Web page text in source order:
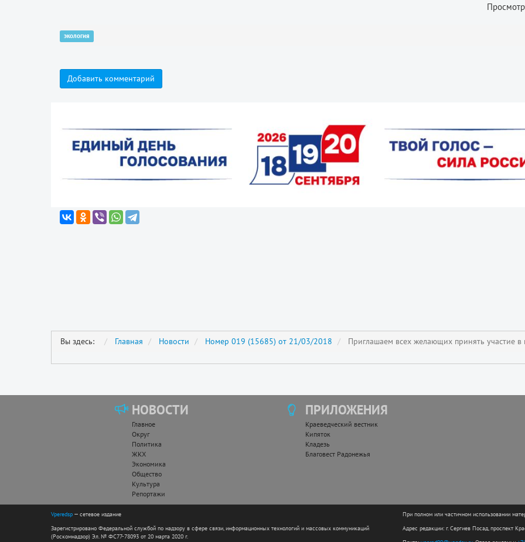
экология
Добавить комментарий
Вы здесь: Главная Новости Номер 019 (15685) от 21/03/2018 Приглашаем всех желающих принять участие
НОВОСТИ
Главное
Округ
Политика
ЖКХ
Экономика
Общество
Культура
Репортажи
ПРИЛОЖЕНИЯ
Краеведческий вестник
Кипяток
Кладезь
Благовест Радонежья
Vperedsp — сетевое издание
Зарегистрировано Федеральной службой по надзору в сфере связи, информационных технологий и массовых коммуникаций
(Роскомнадзор) Эл. № ФС77-78093 от 20 марта 2020 г.
При полном или частичном использовании
Адрес редакции: г. Сергиев Посад, проспект